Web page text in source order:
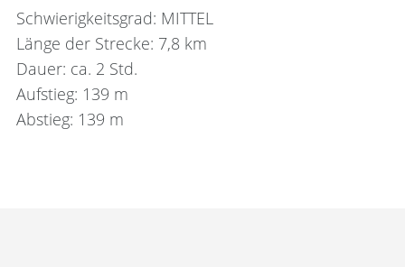
Schwierigkeitsgrad: MITTEL
Länge der Strecke: 7,8 km
Dauer: ca. 2 Std.
Aufstieg: 139 m
Abstieg: 139 m